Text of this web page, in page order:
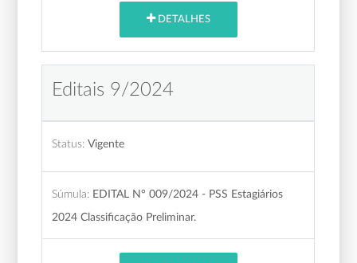
DETALHES
Editais 9/2024
Status: Vigente
Súmula: EDITAL N° 009/2024 - PSS Estagiários
2024 Classificação Preliminar.